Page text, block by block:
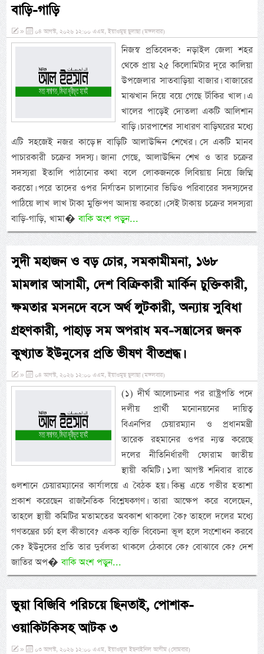
বাড়ি-গাড়ি
» ০৪ আগস্ট, ২০২৬ ১২:০০ এএম, ইয়াওমুছ ছুলাছা (মঙ্গলবার)
নিজস্ব প্রতিবেদক: নড়াইল জেলা শহর
থেকে প্রায় ২৫ কিলোমিটার দূরে কালিয়া
উপজেলার সাতবাড়িয়া বাজার। বাজারের
মাঝখান দিয়ে বয়ে গেছে টাঁকির খাল। এ
খালের পাড়েই দোতলা একটি আলিশান
বাড়ি। চারপাশের সাধারণ বাড়িঘরের মধ্যে
এটি সহজেই নজর কাড়ে।দ বাড়িটি আলাউদ্দিন শেখের। সে একটি মানব
পাচারকারী চক্রের সদস্য। জানা গেছে, আলাউদ্দিন শেখ ও তার চক্রের
সদস্যরা ইতালি পাঠানোর কথা বলে লোকজনকে লিবিয়ায় নিয়ে জিম্মি
করতো। পরে তাদের ওপর নির্যাতন চালানোর ভিডিও পরিবারের সদস্যদের
পাঠিয়ে লাখ লাখ টাকা মুক্তিপণ আদায় করতো। সেই টাকায় চক্রের সদস্যরা
বাড়ি-গাড়ি, খামা�বাকি অংশ পড়ুন...
সুদী মহাজন ও বড় চোর, সমকামীমনা, ১৬৮
মামলার আসামী, দেশ বিক্রিকারী মার্কিন চুক্তিকারী,
ক্ষমতার মসনদে বসে অর্থ লুটকারী, অন্যায় সুবিধা
গ্রহণকারী, পাহাড় সম অপরাধ মব-সন্ত্রাসের জনক
কুখ্যাত ইউনুসের প্রতি ভীষণ বীতশ্রদ্ধ।
» ০৪ আগস্ট, ২০২৬ ১২:০০ এএম, ইয়াওমুছ ছুলাছা (মঙ্গলবার)
(১) দীর্ঘ আলোচনার পর রাষ্ট্রপতি পদে
দলীয় প্রার্থী মনোনয়নের দায়িত্ব
বিএনপির চেয়ারম্যান ও প্রধানমন্ত্রী
তারেক রহমানের ওপর ন্যস্ত করেছে
দলের নীতিনির্ধারণী ফোরাম জাতীয়
স্থায়ী কমিটি। ১লা আগস্ট শনিবার রাতে
গুলশানে চেয়ারম্যানের কার্যালয়ে এ বৈঠক হয়। কিন্তু এতে গভীর হতাশা
প্রকাশ করেছেন রাজনৈতিক বিশ্লেষকগণ। তারা আক্ষেপ করে বলেছেন,
তাহলে স্থায়ী কমিটির মতামতের অবকাশ থাকলো কৈ? তাহলে দলের মধ্যে
গণতন্ত্রের চর্চা হল কীভাবে? একক ব্যক্তি বিবেচনা ভূল হলে সংশোধন করবে
কে? ইউনুসের প্রতি তার দুর্বলতা থাকলে ঠেকাবে কে? বোঝাবে কে? দেশ
জাতির অপ�বাকি অংশ পড়ুন...
ভুয়া বিজিবি পরিচয়ে ছিনতাই, পোশাক-
ওয়াকিটকিসহ আটক ৩
» ০৩ আগস্ট, ২০২৬ ১২:০০ এএম, ইয়াওমুল ইছনাইনিল আযীম (সোমবার)